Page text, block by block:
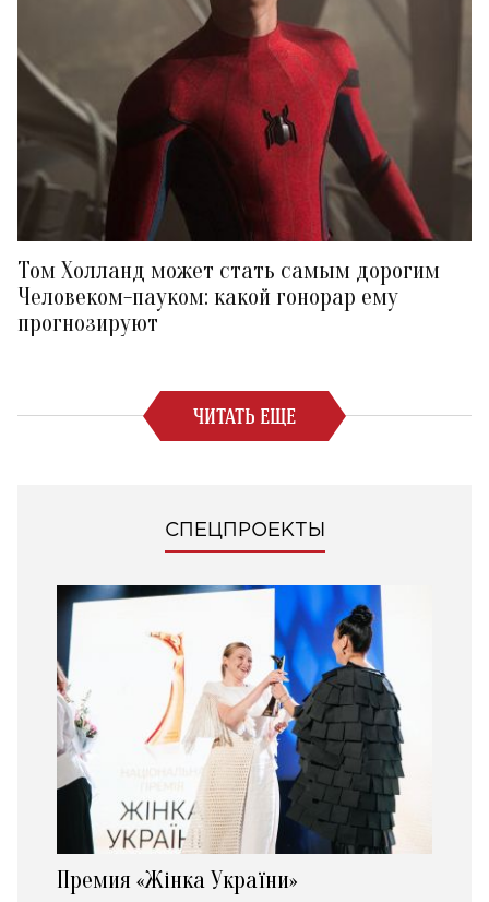
Том Холланд может стать самым дорогим
Человеком-пауком: какой гонорар ему
прогнозируют
ЧИТАТЬ ЕЩЕ
СПЕЦПРОЕКТЫ
Премия «Жінка України»